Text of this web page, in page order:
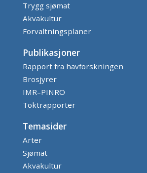
Trygg sjømat
Akvakultur
Forvaltningsplaner
Publikasjoner
Rapport fra havforskningen
Brosjyrer
IMR–PINRO
Toktrapporter
Temasider
Arter
Sjømat
Akvakultur